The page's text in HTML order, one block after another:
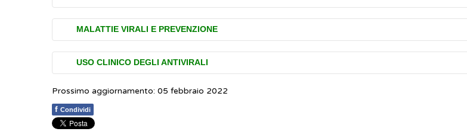
MALATTIE VIRALI E PREVENZIONE
Leinfezionivirali sono molto diffuse. Alcune possono provocare disturbi lievi come il
come la sindrome da immunodeficienza acquisita (AIDS) o le principali forme diepatite
di difesa dell'organismo (sistema immunitario) funzionante, la maggior parte delle
Esempi comuni sono il raffreddore e la
dell’organismo e provocano un’infezione che dura nel tempo (cronica) e può mettere
USO CLINICO DEGLI ANTIVIRALI
Esistono diversi tipi di farmaci antivirali. Alcuni di essi sono attivi su una grande varietà
correlati, ed altri infine sono attivi solo su virus specifici. Virus diversi, infatti, utilizzano
duplicare il proprio patrimonio genetico, produrre nuove particelle virali e poi
Prossimo aggiornamento: 05 febbraio 2022
f Condividi